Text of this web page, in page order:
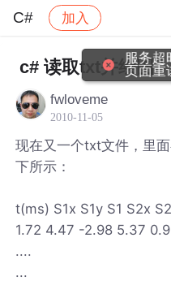
C# 加入
社区 C# 帖子详情
c# 读取txt并绘图
fwloveme
2010-11-05
现在又一个txt文件，里
下所示：
t(ms) S1x S1y S1 S2x
1.72 4.47 -2.98 5.37
....
...
服务超
页面重